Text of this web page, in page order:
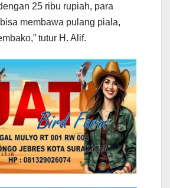
25 ribu rupiah, para
membawa pulang piala,
tutur H. Alif.